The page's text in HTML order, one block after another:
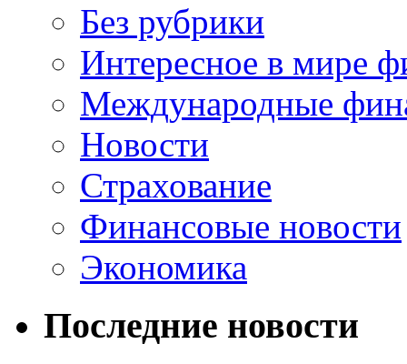
Без рубрики
Интересное в мире
Международные
Новости
Страхование
Финансовые новости
Экономика
Последние новости